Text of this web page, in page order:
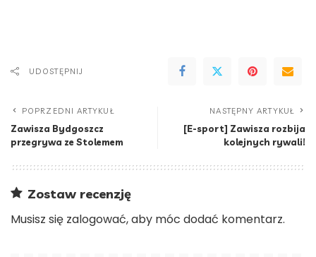
UDOSTĘPNIJ
POPRZEDNI ARTYKUŁ
Zawisza Bydgoszcz
przegrywa ze Stolemem
NASTĘPNY ARTYKUŁ
[E-sport] Zawisza rozbija
kolejnych rywali!
Zostaw recenzję
Musisz się zalogować, aby móc dodać komentarz.